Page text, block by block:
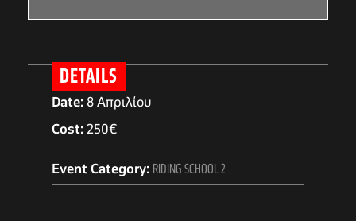
DETAILS
Date: 8 Απριλίου
Cost:250€
Event Category: RIDING SCHOOL 2